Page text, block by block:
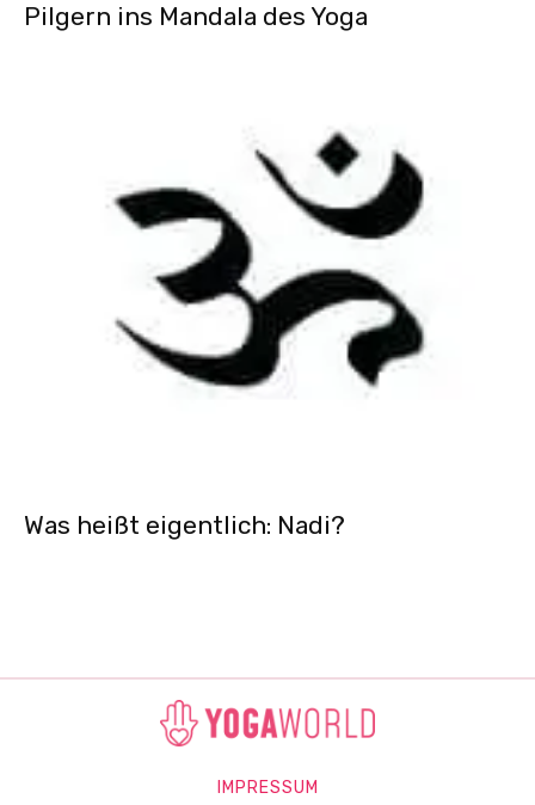
Pilgern ins Mandala des Yoga
Was heißt eigentlich: Nadi?
IMPRESSUM